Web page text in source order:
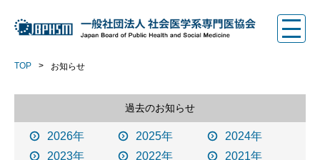
TOP お知らせ
過去のお知らせ
2026年 2025年
2024年
2023年
2022年
2021年